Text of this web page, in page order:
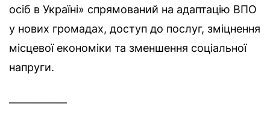
осіб в Україні» спрямований на адаптацію ВПО
у нових громадах, доступ до послуг, зміцнення
місцевої економіки та зменшення соціальної
напруги.